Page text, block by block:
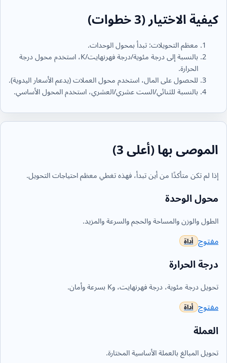
كيفية الاختيار (3 خطوات)
معظم التحويلات: تبدأ بمحول الوحدات.
بالنسبة إلى درجة مئوية/درجة فهرنهايت/K، استخدم محول درجة
الحرارة.
للحصول على المال، استخدم محول العملات (يدعم الأسعار اليدوية).
بالنسبة للثنائي/الست عشري/العشري، استخدم المحول الأساسي.
الموصى بها (أعلى 3)
إذا لم تكن متأكدًا من أين تبدأ، فهذه تغطي معظم احتياجات التحويل.
محول الوحدة
الطول والوزن والمساحة والحجم والسرعة والمزيد.
مفتوح
درجة الحرارة
تحويل درجة مئوية، درجة فهرنهايت، وK بسرعة وأمان.
مفتوح
العملة
تحويل المبالغ بالعملة الأساسية المختارة.